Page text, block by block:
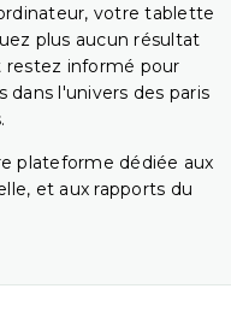
votre tablette
plus aucun résultat
restez informé pour
dans l'univers des paris
plateforme dédiée aux
et aux rapports du